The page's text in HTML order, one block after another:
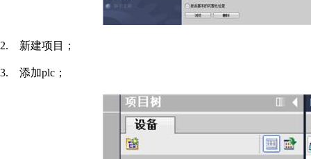
2. 新建项目；
3. 添加plc ；